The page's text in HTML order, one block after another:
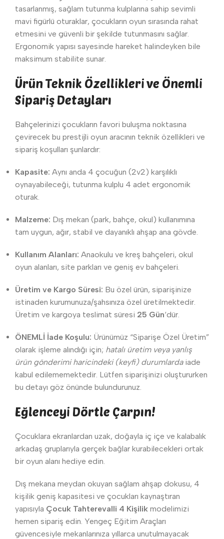
tasarlanmış, sağlam tutunma kulplarına sahip sevimli
mavi figürlü oturaklar, çocukların oyun sırasında rahat
etmesini ve güvenli bir şekilde tutunmasını sağlar.
Ergonomik yapısı sayesinde hareket halindeyken bile
maksimum stabilite sunar.
Ürün Teknik Özellikleri ve Önemli
Sipariş Detayları
Bahçelerinizi çocukların favori buluşma noktasına
çevirecek bu prestijli oyun aracının teknik özellikleri ve
sipariş koşulları şunlardır:
Kapasite: Aynı anda 4 çocuğun (2v2) karşılıklı
oynayabileceği, tutunma kulplu 4 adet ergonomik
oturak.
Malzeme: Dış mekan (park, bahçe, okul) kullanımına
tam uygun, ağır, stabil ve dayanıklı ahşap ana gövde.
Kullanım Alanları: Anaokulu ve kreş bahçeleri, okul
oyun alanları, site parkları ve geniş ev bahçeleri.
Üretim ve Kargo Süresi: Bu özel ürün, siparişinize
istinaden kurumunuza/şahsınıza özel üretilmektedir.
Üretim ve kargoya teslimat süresi 25 Gün‘dür.
ÖNEMLİ İade Koşulu: Ürünümüz “Siparişe Özel Üretim”
olarak işleme alındığı için; hatalı üretim veya yanlış
ürün gönderimi haricindeki (keyfi) durumlardaiade
kabul edilememektedir. Lütfen siparişinizi oluştururken
bu detayı göz önünde bulundurunuz.
Eğlenceyi Dörtle Çarpın!
Çocuklara ekranlardan uzak, doğayla iç içe ve kalabalık
arkadaş gruplarıyla gerçek bağlar kurabilecekleri ortak
bir oyun alanı hediye edin.
Dış mekana meydan okuyan sağlam ahşap dokusu, 4
kişilik geniş kapasitesi ve çocukları kaynaştıran
yapısıyla Çocuk Tahterevalli 4 Kişilik modelimizi
hemen sipariş edin. Yengeç Eğitim Araçları
güvencesiyle mekanlarınıza yıllarca unutulmayacak